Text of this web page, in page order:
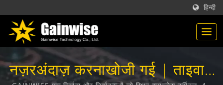
हिन्दी
नज़रअंदाज़ करनाखोजी गई | ताइवान